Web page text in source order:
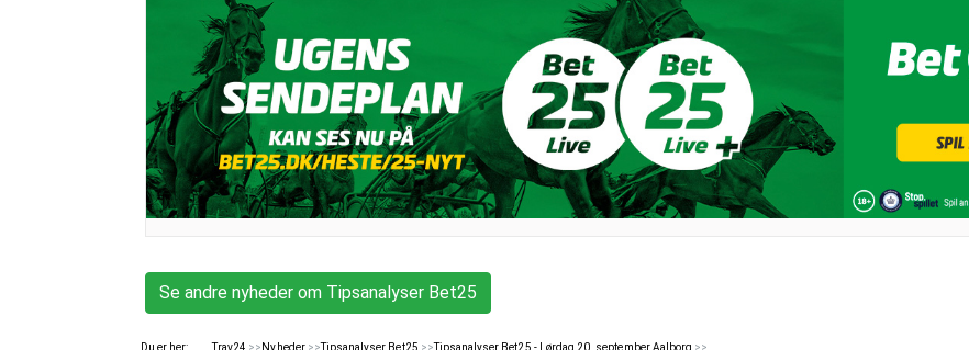
Se andre nyheder om Tipsanalyser Bet25
Du er her: Trav24 >> Nyheder>>Tipsanalyser Bet25 >>Tipsanalyser Bet25 - Lørdag 20. september Aalborg >>